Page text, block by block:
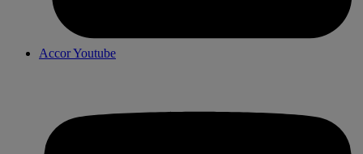
Accor Youtube